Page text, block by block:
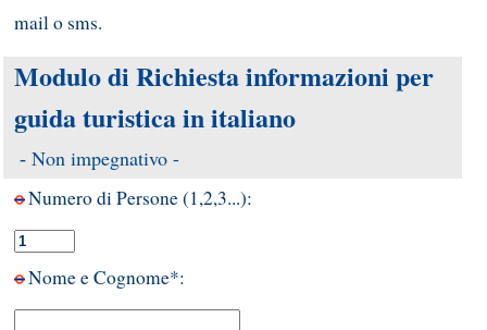
mail o sms.
Modulo di Richiesta informazioni per
guida turistica in italiano
- Non impegnativo -
Numero di Persone (1,2,3...):
Nome e Cognome*: